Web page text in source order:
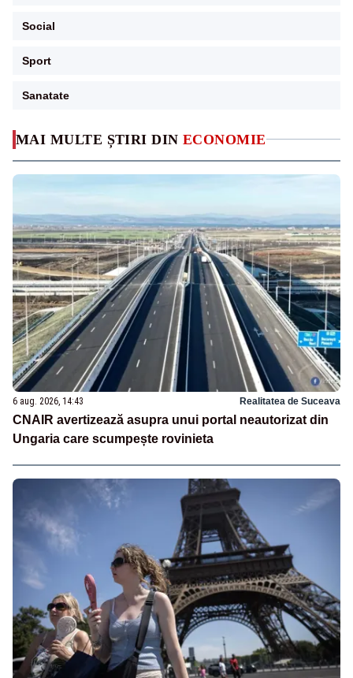
MAI MULTE ȘTIRI DIN ECONOMIE
6 aug. 2026, 14:43 Realitatea de Suceava
CNAIR avertizează asupra unui portal neautorizat din
Ungaria care scumpește rovinieta
Social
Sport
Sanatate